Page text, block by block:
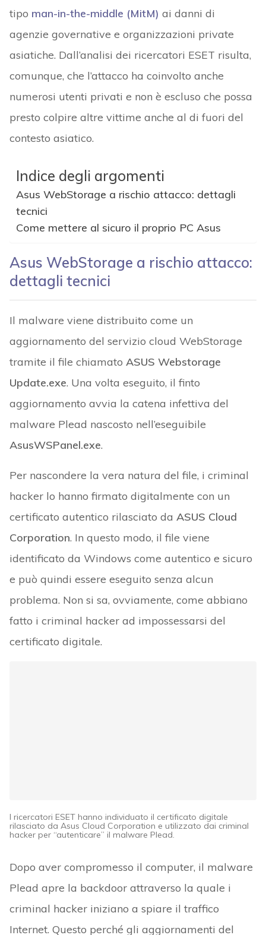
tipo man-in-the-middle (MitM) ai danni di
agenzie governative e organizzazioni private
asiatiche. Dall’analisi dei ricercatori ESET risulta,
comunque, che l’attacco ha coinvolto anche
numerosi utenti privati e non è escluso che possa
presto colpire altre vittime anche al di fuori del
contesto asiatico.
Indice degli argomenti
Asus WebStorage a rischio attacco: dettagli
tecnici
Come mettere al sicuro il proprio PC Asus
Asus WebStorage a rischio attacco:
dettagli tecnici
Il malware viene distribuito come un
aggiornamento del servizio cloud WebStorage
tramite il file chiamato ASUS Webstorage
Update.exe. Una volta eseguito, il finto
aggiornamento avvia la catena infettiva del
malware Plead nascosto nell’eseguibile
AsusWSPanel.exe.
Per nascondere la vera natura del file, i criminal
hacker lo hanno firmato digitalmente con un
certificato autentico rilasciato da ASUS Cloud
Corporation. In questo modo, il file viene
identificato da Windows come autentico e sicuro
e può quindi essere eseguito senza alcun
problema. Non si sa, ovviamente, come abbiano
fatto i criminal hacker ad impossessarsi del
certificato digitale.
I ricercatori ESET hanno individuato il certificato digitale
rilasciato da Asus Cloud Corporation e utilizzato dai criminal
hacker per “autenticare” il malware Plead.
Dopo aver compromesso il computer, il malware
Plead apre la backdoor attraverso la quale i
criminal hacker iniziano a spiare il traffico
Internet. Questo perché gli aggiornamenti del